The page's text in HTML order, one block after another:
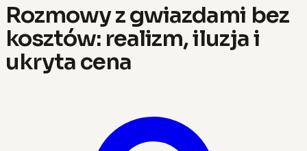
Rozmowy z gwiazdami bez
kosztów: realizm, iluzja i
ukryta cena